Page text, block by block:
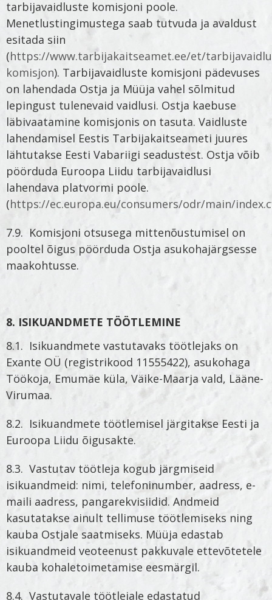
tarbijavaidluste komisjoni poole.
Menetlustingimustega saab tutvuda ja avaldust
esitada siin
(https://www.tarbijakaitseamet.ee/et/
komisjon). Tarbijavaidluste komisjoni pädevuses
on lahendada Ostja ja Müüja vahel sõlmitud
lepingust tulenevaid vaidlusi. Ostja kaebuse
läbivaatamine komisjonis on tasuta. Vaidluste
lahendamisel Eestis Tarbijakaitseameti juures
lähtutakse Eesti Vabariigi seadustest. Ostja võib
pöörduda Euroopa Liidu tarbijavaidlusi
lahendava platvormi poole.
(https://ec.europa.eu/consumers/odr/main/
7.9. Komisjoni otsusega mittenõustumisel on
pooltel õigus pöörduda Ostja asukohajärgsesse
maakohtusse.
8. ISIKUANDMETE TÖÖTLEMINE
8.1. Isikuandmete vastutavaks töötlejaks on
Exante OÜ (registrikood 11555422), asukohaga
Töökoja, Emumäe küla, Väike-Maarja vald, Lääne-
Virumaa.
8.2. Isikuandmete töötlemisel järgitakse Eesti ja
Euroopa Liidu õigusakte.
8.3. Vastutav töötleja kogub järgmiseid
isikuandmeid: nimi, telefoninumber, aadress, e-
maili aadress, pangarekvisiidid. Andmeid
kasutatakse ainult tellimuse töötlemiseks ning
kauba Ostjale saatmiseks. Müüja edastab
isikuandmeid veoteenust pakkuvale ettevõtetele
kauba kohaletoimetamise eesmärgil.
8.4. Vastutavale töötlejale edastatud